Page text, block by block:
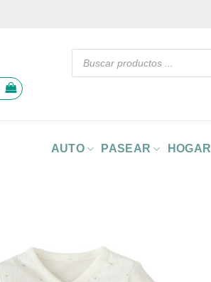
Búsqueda
AUTO PASEAR HOGAR